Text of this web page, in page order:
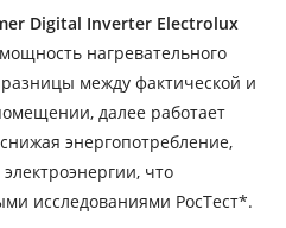
Digital Inverter Electrolux
нагревательного
между фактической и
далее работает
энергопотребление,
что
исследованиями РосТест*.